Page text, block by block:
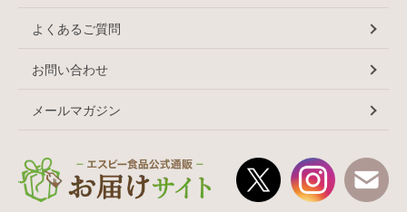
よくあるご質問
お問い合わせ
メールマガジン